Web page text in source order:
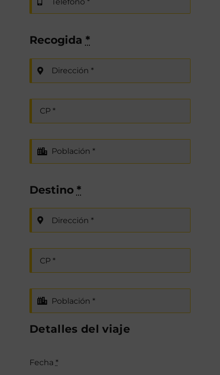
Recogida *
Destino *
Detalles del viaje
Fecha *